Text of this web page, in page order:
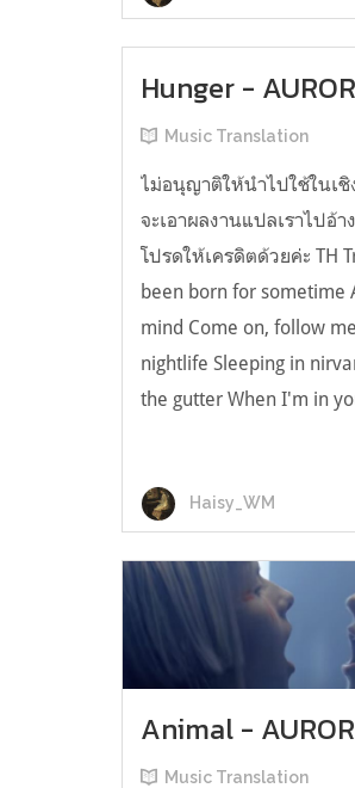
Hunger -
Music Translation
ไม่อนุญาติให้นำไปใช้ในเ
จะเอาผลงานแปลเราไปอ้
โปรดให้เครดิตด้วยค่ะ TH
been born for sometime
mind Come on, follow
nightlife Sleeping in
the gutter When I'm in
Haisy_WM
Animal -
Music Translation